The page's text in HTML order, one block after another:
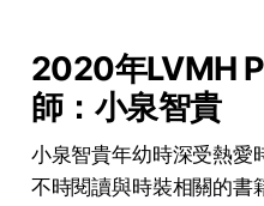
2020年LVMH
師：小泉智貴
小泉智貴年幼時深受熱愛
不時閱讀與時裝相關的書